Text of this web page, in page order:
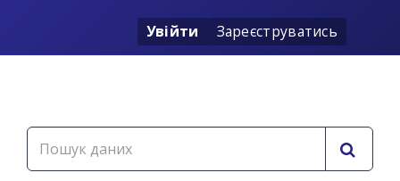
Увійти Зареєструватись